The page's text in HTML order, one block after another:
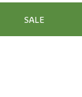
SALE